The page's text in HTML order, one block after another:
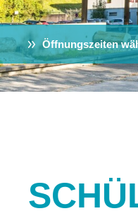
Öffnungszeiten